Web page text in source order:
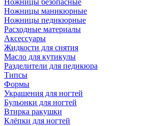
Ножницы безопасные
Ножницы маникюрные
Ножницы педикюрные
Расходные материалы
Аксессуары
Жидкости для снятия
Масло для кутикулы
Разделители для педикюра
Типсы
Формы
Украшения для ногтей
Бульонки для ногтей
Втирка ракушки
Клёпки для ногтей